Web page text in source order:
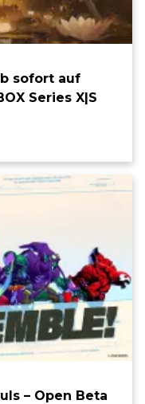
sofort auf
Series X|S
– Open Beta